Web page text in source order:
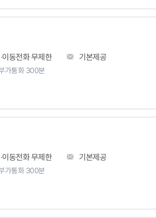
이동전화 무제한
가통화 300분
기본제공
이동전화 무제한
가통화 300분
기본제공